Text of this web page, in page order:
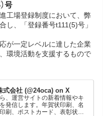
工場登録制度において、弊
し、「登録番号t111(5)号」
が一定レベルに達した企業
環境活動を支援するもので
式会社 (@24oca) on X
、運営サイトの新着情報やキ
発信します。年賀状印刷、名
刷、ポストカード、表彰状印